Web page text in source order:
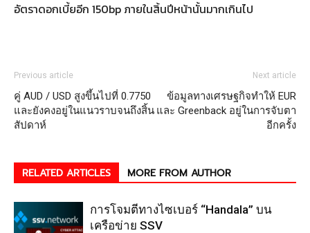
อัตราดอกเบี้ยอีก 150bp ภายในสิ้นปีหน้านั้นมากเกินไป
Previous article
คู่ AUD / USD สูงขึ้นไปที่ 0.7750
และยังคงอยู่ในแนวราบจนถึงสิ้น
สัปดาห์
Next article
ข้อมูลทางเศรษฐกิจทำให้ EUR
และ Greenback อยู่ในการจับตา
อีกครั้ง
RELATED ARTICLES MORE FROM AUTHOR
การโจมตีทางไซเบอร์ “Handala” บน
เครือข่าย SSV